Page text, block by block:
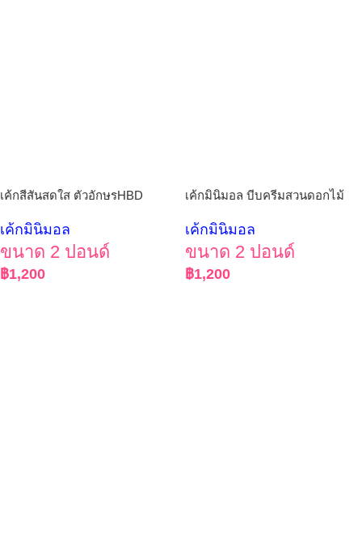
เค้กสีสันสดใส ตัวอักษรHBD
เค้กมินิมอล
ขนาด 2 ปอนด์
฿1,200
เค้กมินิมอล บีบครีมสวนดอกไม้
เค้กมินิมอล
ขนาด 2 ปอนด์
฿1,200